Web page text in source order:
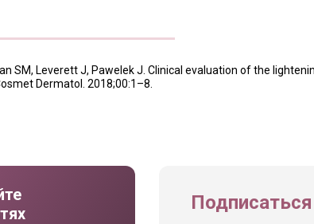
SM, Leverett J, Pawelek J. Clinical evaluation of the
Dermatol. 2018;00:1–8.